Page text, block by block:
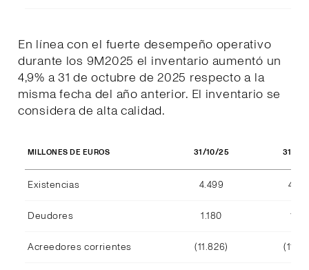
En línea con el fuerte desempeño operativo
durante los 9M2025 el inventario aumentó un
4,9% a 31 de octubre de 2025 respecto a la
misma fecha del año anterior. El inventario se
considera de alta calidad.
MILLONES DE EUROS 31/10/25 31/
Existencias 4.499
Deudores 1.180
Acreedores corrientes (11.826)